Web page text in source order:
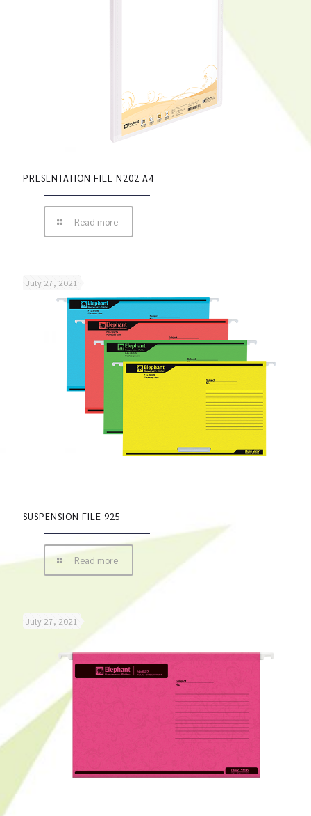
PRESENTATION FILE N202 A4
Read more
July 27, 2021
SUSPENSION FILE 925
Read more
July 27, 2021